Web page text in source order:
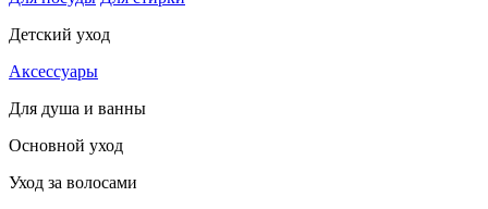
Детский уход
Аксессуары
Для душа и ванны
Основной уход
Уход за волосами